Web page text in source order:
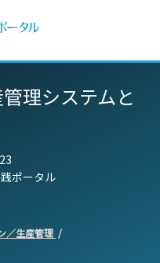
理システムと
ポータル
／生産管理